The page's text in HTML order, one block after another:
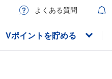
よくある質問
Vポイントを貯める